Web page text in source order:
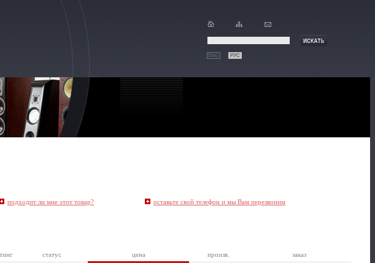
ENG РУС
подходит ли мне этот товар? оставьте свой телефон и мы Вам перезвоним
статус цена произв.
заказ